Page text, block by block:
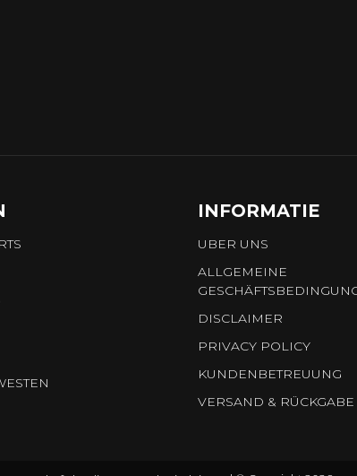
INFORMATIE
UBER UNS
ALLGEMEINE
DISCLAIMER
PRIVACY POLICY
KUNDENBETREUUNG
VERSAND & RÜCKGABE